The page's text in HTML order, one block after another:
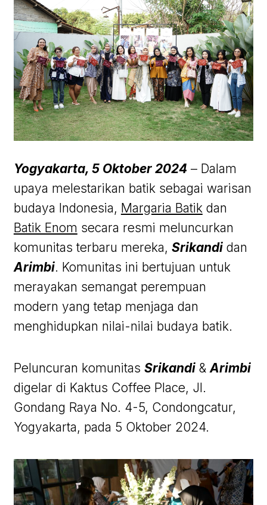
Yogyakarta, 5 Oktober 2024 – Dalam
upaya melestarikan batik sebagai warisan
budaya Indonesia, Margaria Batikdan
Batik Enom secara resmi meluncurkan
komunitas terbaru mereka, Srikandidan
Arimbi. Komunitas ini bertujuan untuk
merayakan semangat perempuan
modern yang tetap menjaga dan
menghidupkan nilai-nilai budaya batik.
Peluncuran komunitas Srikandi&Arimbi
digelar di Kaktus Coffee Place, Jl.
Gondang Raya No. 4-5, Condongcatur,
Yogyakarta, pada 5 Oktober 2024.